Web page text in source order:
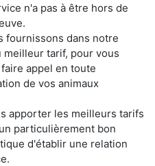
n'a pas à être hors de
fournissons dans notre
tarif, pour vous
appel en toute
de vos animaux
apporter les meilleurs tarifs
particulièrement bon
d'établir une relation